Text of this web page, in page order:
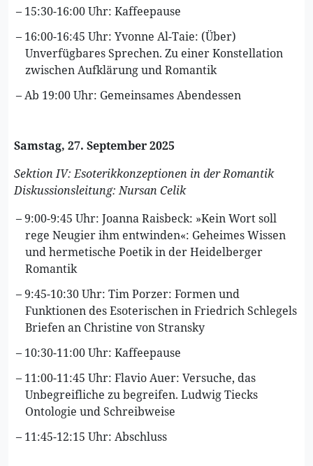
15:30-16:00 Uhr: Kaffeepause
16:00-16:45 Uhr: Yvonne Al-Taie: (Über)
Unverfügbares Sprechen. Zu einer Konstellation
zwischen Aufklärung und Romantik
Ab 19:00 Uhr: Gemeinsames Abendessen
Samstag, 27. September 2025
Sektion IV: Esoterikkonzeptionen in der Romantik
Diskussionsleitung: Nursan Celik
9:00-9:45 Uhr: Joanna Raisbeck: »Kein Wort soll
rege Neugier ihm entwinden«: Geheimes Wissen
und hermetische Poetik in der Heidelberger
Romantik
9:45-10:30 Uhr: Tim Porzer: Formen und
Funktionen des Esoterischen in Friedrich Schlegels
Briefen an Christine von Stransky
10:30-11:00 Uhr: Kaffeepause
11:00-11:45 Uhr: Flavio Auer: Versuche, das
Unbegreifliche zu begreifen. Ludwig Tiecks
Ontologie und Schreibweise
11:45-12:15 Uhr: Abschluss